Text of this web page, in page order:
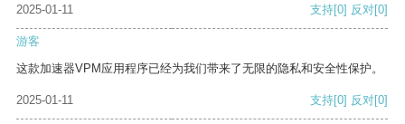
2025-01-11
支持[0] 反对[0]
游客
这款加速器VPM应用程序已经为我们带来了无限的隐私和安全性保护。
2025-01-11 支持[0] 反对[0]